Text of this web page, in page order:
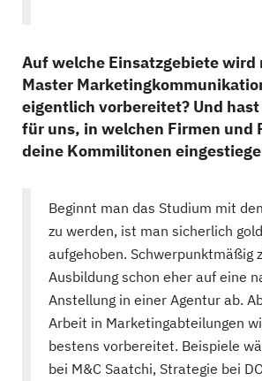
Auf welche Einsatzgebiete wird
Master
eigentlich vorbereitet? Und
für uns, in welchen Firmen und
deine Kommilitonen
Beginnt man das Studium mit
zu werden, ist man sicherlich
aufgehoben. Schwerpunktmäßig
Ausbildung schon eher auf eine
Anstellung in einer Agentur ab.
Arbeit in Marketingabteilungen
bestens vorbereitet. Beispiele
bei M&C Saatchi, Strategie bei